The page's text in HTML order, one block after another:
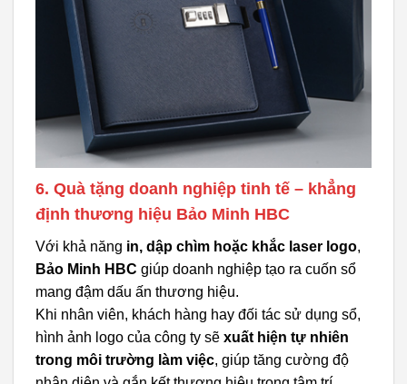
6. Quà tặng doanh nghiệp tinh tế – khẳng
định thương hiệu Bảo Minh HBC
Với khả năng in, dập chìm hoặc khắc laser logo,
Bảo Minh HBC giúp doanh nghiệp tạo ra cuốn sổ
mang đậm dấu ấn thương hiệu.
Khi nhân viên, khách hàng hay đối tác sử dụng sổ,
hình ảnh logo của công ty sẽ xuất hiện tự nhiên
trong môi trường làm việc, giúp tăng cường độ